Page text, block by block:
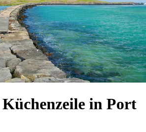
in Port